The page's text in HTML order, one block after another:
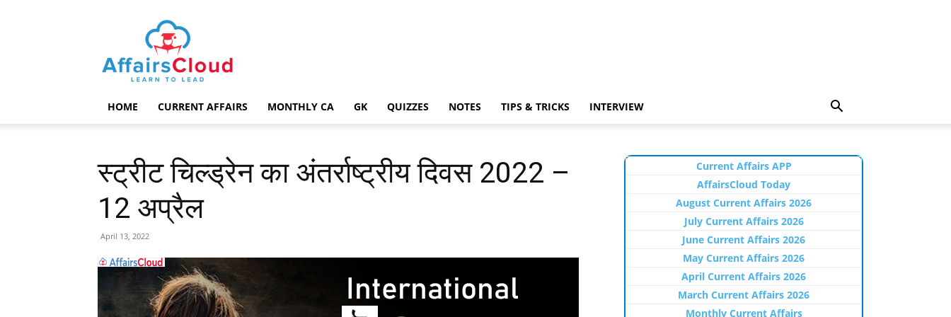
AffairsCloud.com
HOME CURRENT AFFAIRS MONTHLY CA GK QUIZZES NOTES TIPS & TRICKS INTERVIEW
स्ट्रीट चिल्ड्रेन का अंतर्राष्ट्रीय दिवस 2022 –
12 अप्रैल
April 13, 2022
Current Affairs APP
AffairsCloud Today
August Current Affairs 2026
July Current Affairs 2026
June Current Affairs 2026
May Current Affairs 2026
April Current Affairs 2026
March Current Affairs 2026
Monthly Current Affairs